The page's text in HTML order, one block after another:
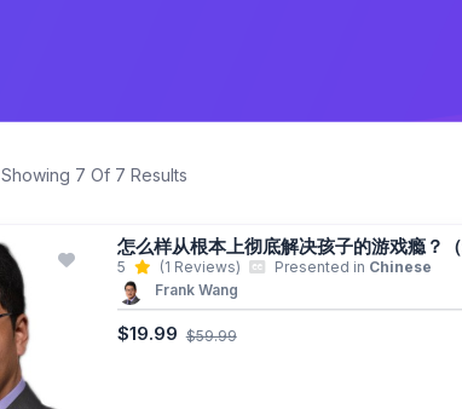
Showing 7 Of 7 Results
怎么样从根本上彻底解决孩子的游戏瘾？（
5 (1 Reviews) Presented in Chinese
Frank Wang
$19.99 $59.99